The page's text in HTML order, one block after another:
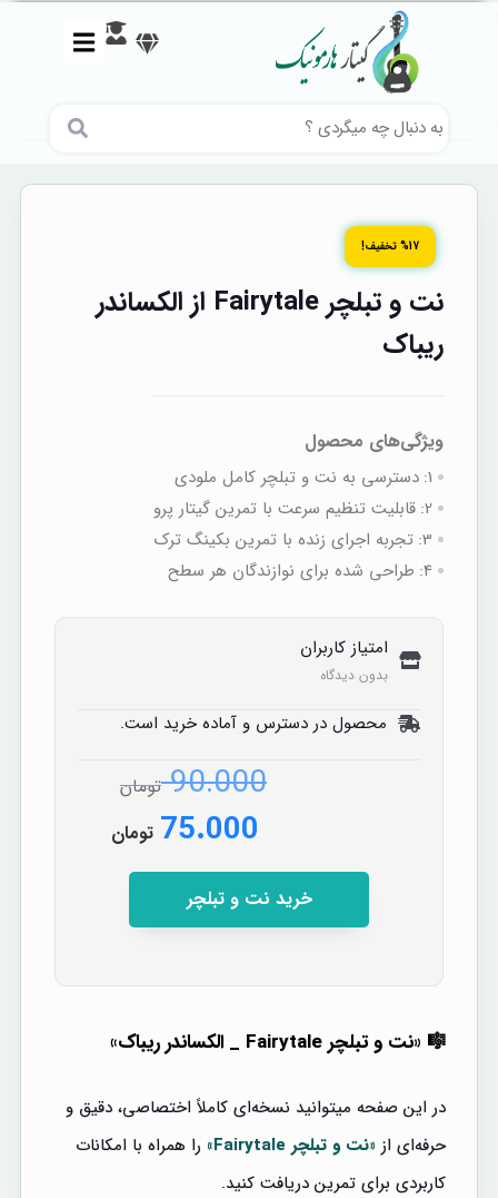
%17 تخفیف!
نت و تبلچر Fairytale از الکساندر
ریباک
ویژگی‌های محصول
1: دسترسی به نت‌ و تبلچر کامل ملودی
2: قابلیت تنظیم سرعت با تمرین گیتار پرو
3: تجربه اجرای زنده با تمرین بکینگ‌ ترک
4: طراحی شده برای نوازندگان هر سطح
امتیاز کاربران
بدون دیدگاه
محصول در دسترس و آماده خرید است.
90.000 تومان
75.000 تومان
خرید نت و تبلچر
🎼 «نت و تبلچر Fairytale _ الکساندر ریباک»
در این صفحه میتوانید نسخه‌ای کاملاً اختصاصی، دقیق و
حرفه‌ای از «نت و تبلچر Fairytale»
را همراه با امکانات
کاربردی برای تمرین دریافت کنید.